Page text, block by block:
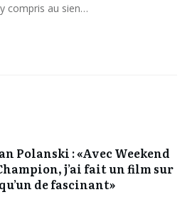
compris au sien…
Polanski : «Avec Weekend
j’ai fait un film sur
de fascinant»